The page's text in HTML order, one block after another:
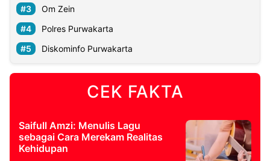
Om Zein
Polres Purwakarta
Diskominfo Purwakarta
CEK FAKTA
Saifull Amzi: Menulis Lagu
sebagai Cara Merekam Realitas
Kehidupan